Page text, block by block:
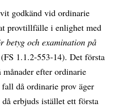
godkänd vid ordinarie
provtillfälle i enlighet med
betyg och examination på
(FS 1.1.2-553-14). Det första
månader efter ordinarie
då ordinarie prov äger
erbjuds istället ett första